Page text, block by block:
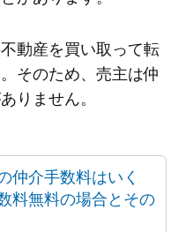
動産を買い取って転
そのため、売主は仲
りません。
仲介手数料はいく
料無料の場合とその